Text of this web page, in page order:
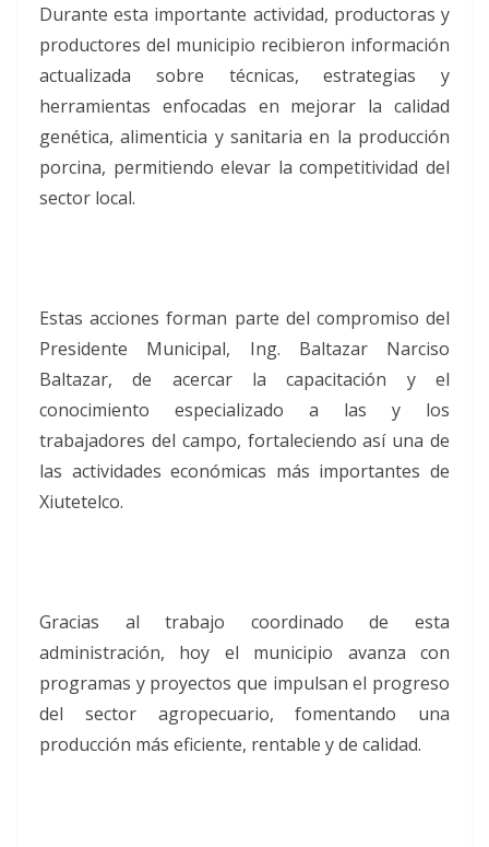
Durante esta importante actividad, productoras y
productores del municipio recibieron información
actualizada sobre técnicas, estrategias y
herramientas enfocadas en mejorar la calidad
genética, alimenticia y sanitaria en la producción
porcina, permitiendo elevar la competitividad del
sector local.
Estas acciones forman parte del compromiso del
Presidente Municipal, Ing. Baltazar Narciso
Baltazar, de acercar la capacitación y el
conocimiento especializado a las y los
trabajadores del campo, fortaleciendo así una de
las actividades económicas más importantes de
Xiutetelco.
Gracias al trabajo coordinado de esta
administración, hoy el municipio avanza con
programas y proyectos que impulsan el progreso
del sector agropecuario, fomentando una
producción más eficiente, rentable y de calidad.